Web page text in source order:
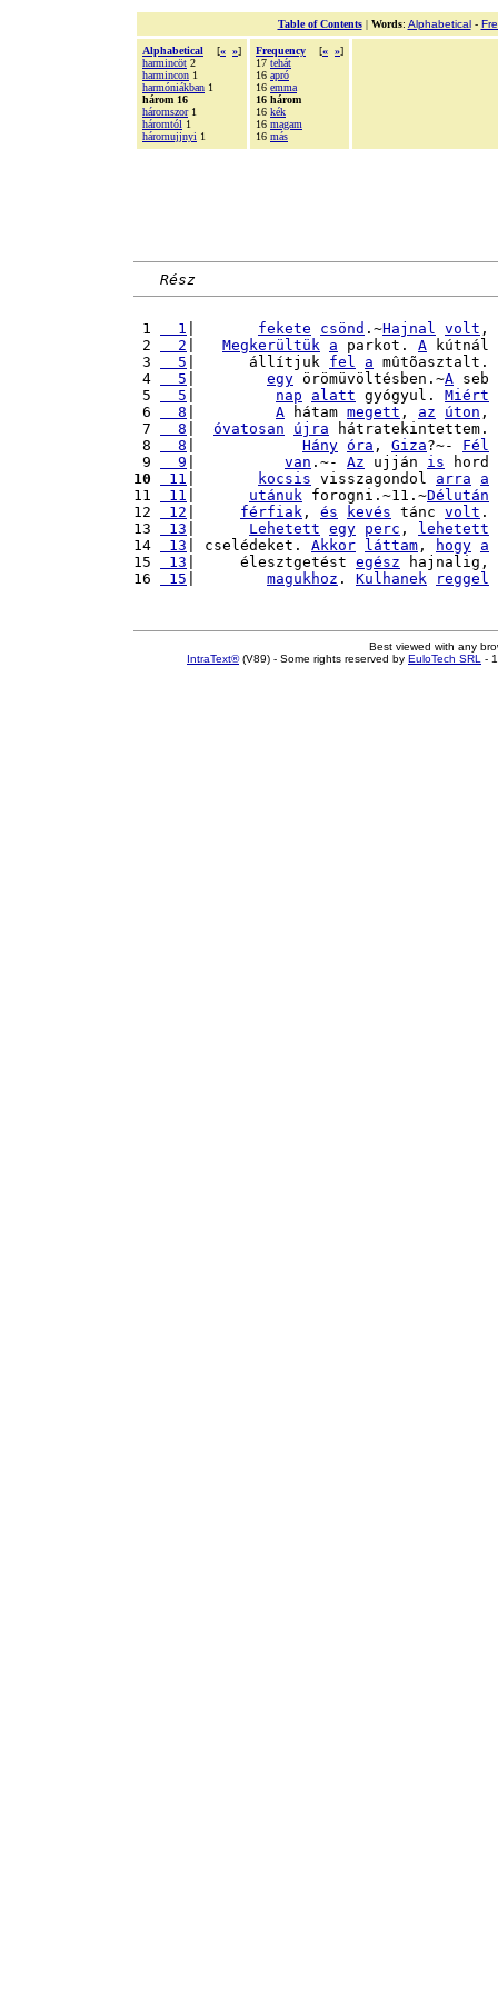
Table of Contents| Words: Alphabetical-
Alphabetical [« »]
harmincöt 2
harmincon 1
harmóniákban 1
három 16
háromszor1
háromtól 1
háromujjnyi 1
Frequency [« »]
17 tehát
16 apró
16 emma
16 három
16 kék
16 magam
16 más
Rész
1
  1
fekete csönd .~Hajnal volt ,
2
  2
Megkerültük a parkot. A kútnál
3
  5
|      állítjuk fel a mûtõasztalt.
4
  5
egy örömüvöltésben.~A seb
5
  5
nap alatt gyógyul. Miért
6
  8
A hátam megett , az úton ,
7
  8
óvatosan újra hátratekintettem.
8
  8
Hány óra , Giza?~- Fél
9
  9
van .~- Az ujján is hord
10
11 kocsis visszagondol arra
a
11
11 utánuk forogni.~11.~Délután
12
12 férfiak , és kevés tánc volt .
13
13 Lehetett egy perc ,
lehetett
14
13 | cselédeket. Akkor láttam , hogy a
15
13 |     élesztgetést egész hajnalig,
16
15 magukhoz . Kulhanek reggel
Best viewed with any
IntraText®(V89) - Some rights reserved by EuloTech SRL -